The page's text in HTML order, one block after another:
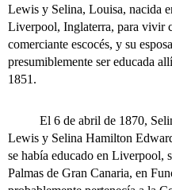
Lewis y Selina, Louisa, nacida
Liverpool, Inglaterra, para vivir
comerciante escocés, y su
presumiblemente ser educada
1851.
El 6 de abril de 1870,
Lewis y Selina Hamilton
se había educado en Liverpool,
Palmas de Gran Canaria, en